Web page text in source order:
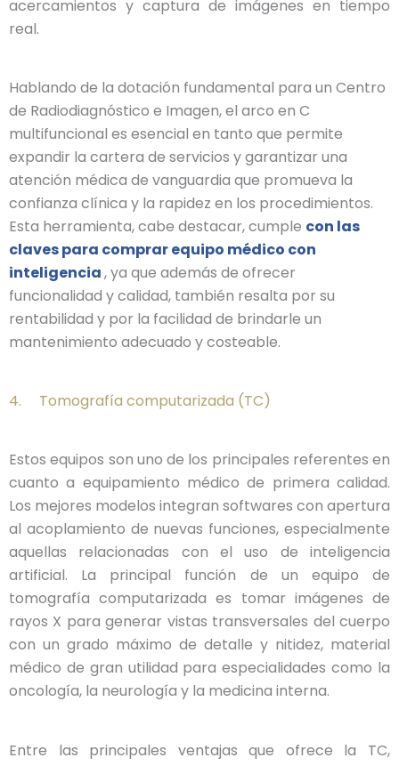
acercamientos y captura de imágenes en tiempo
real.
Hablando de la dotación fundamental para un Centro
de Radiodiagnóstico e Imagen, el arco en C
multifuncional es esencial en tanto que permite
expandir la cartera de servicios y garantizar una
atención médica de vanguardia que promueva la
confianza clínica y la rapidez en los procedimientos.
Esta herramienta, cabe destacar, cumple con las
claves para comprar equipo médico con
inteligencia, ya que además de ofrecer
funcionalidad y calidad, también resalta por su
rentabilidad y por la facilidad de brindarle un
mantenimiento adecuado y costeable.
4. Tomografía computarizada (TC)
Estos equipos son uno de los principales referentes en
cuanto a equipamiento médico de primera calidad.
Los mejores modelos integran softwares con apertura
al acoplamiento de nuevas funciones, especialmente
aquellas relacionadas con el uso de inteligencia
artificial. La principal función de un equipo de
tomografía computarizada es tomar imágenes de
rayos X para generar vistas transversales del cuerpo
con un grado máximo de detalle y nitidez, material
médico de gran utilidad para especialidades como la
oncología, la neurología y la medicina interna.
Entre las principales ventajas que ofrece la TC,